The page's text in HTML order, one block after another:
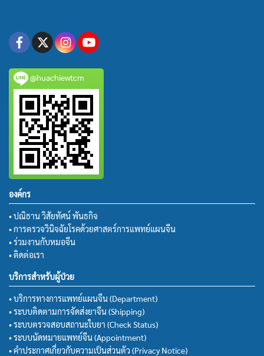
@huachiewtcm
องค์กร
• ปณิธาน วิสัยทัศน์ พันธกิจ
• การตรวจวินิจฉัยโรคด้วยศาสตร์การแพทย์แผนจีน
• ร่วมงานกับหมอจีน
• ติดต่อเรา
บริการสำหรับผู้ป่วย
• บริการทางการแพทย์แผนจีน (Department)
• ระบบติดตามการจัดส่งยาจีน (Shipping)
• ระบบตรวจสอบสถานะใบยา (Check Status)
• ระบบนัดหมายแพทย์จีน (Appointment)
• คำประกาศเกี่ยวกับความเป็นส่วนตัว (Privacy Notice)